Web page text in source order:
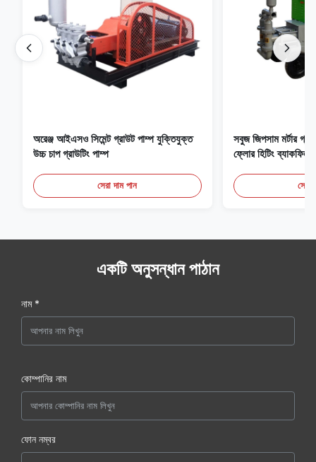
অরেঞ্জ আইএসও সিমেন্ট গ্রাউট পাম্প যুক্তিযুক্ত
উচ্চ চাপ গ্রাউটিং পাম্প
সেরা দাম পান
সবুজ জিপসাম মর্টার
ফ্লোর হিটিং ব্যাকফিল
সেরা
একটি অনুসন্ধান পাঠান
নাম *
কোম্পানির নাম
ফোন নম্বর